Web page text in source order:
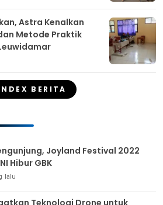
Astra Kenalkan
Metode Praktik
BERITA
Joyland Festival 2022
Hibur GBK
lalu
Teknologi Drone untuk